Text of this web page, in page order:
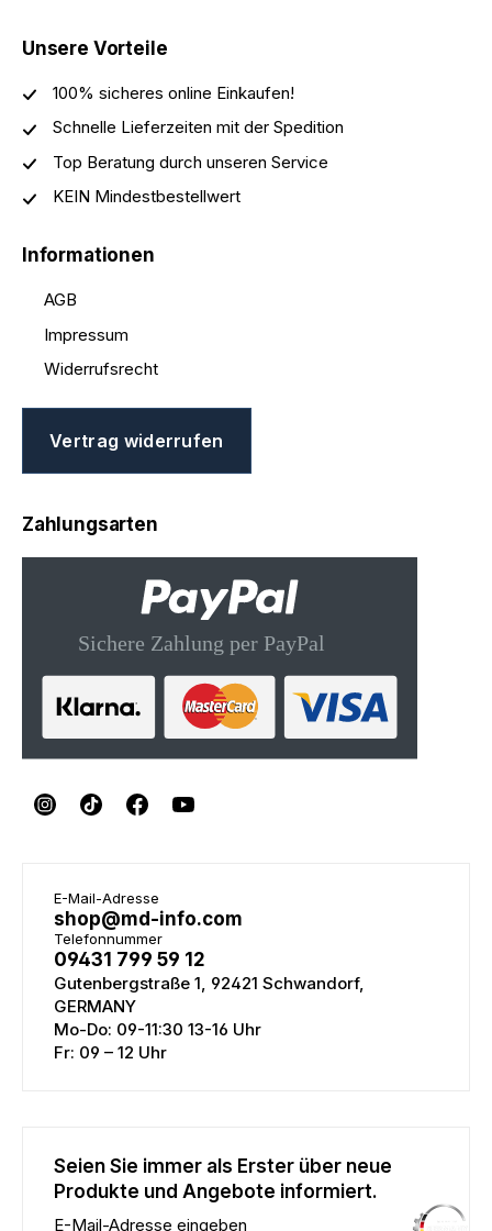
Unsere Vorteile
100% sicheres online Einkaufen!
Schnelle Lieferzeiten mit der Spedition
Top Beratung durch unseren Service
KEIN Mindestbestellwert
Informationen
AGB
Impressum
Widerrufsrecht
Vertrag widerrufen
Zahlungsarten
E-Mail-Adresse
shop@md-info.com
Telefonnummer
09431 799 59 12
Gutenbergstraße 1, 92421 Schwandorf,
GERMANY
Mo-Do: 09-11:30 13-16 Uhr
Fr: 09 – 12 Uhr
Seien Sie immer als Erster über neue
Produkte und Angebote informiert.
E-Mail-Adresse eingeben